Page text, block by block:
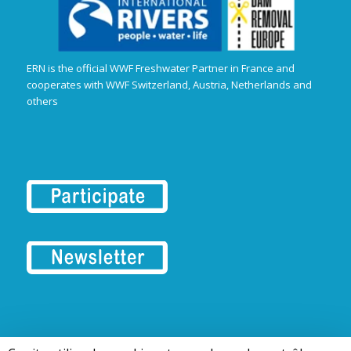
ERN is the official WWF Freshwater Partner in France and
cooperates with WWF Switzerland, Austria, Netherlands and
others